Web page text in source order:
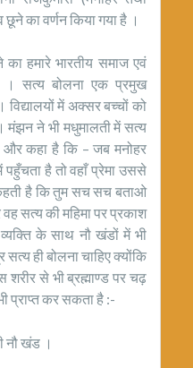
का वर्णन किया गया है ।
हमारे भारतीय समाज एवं
सत्य बोलना एक प्रमुख
विद्यालयों में अक्सर बच्चों को
मंझन ने भी मधुमालती में सत्य
और कहा है कि – जब मनोहर
है तो वहाँ प्रेमा उससे
है कि तुम सच सच बताओ
सत्य की महिमा पर प्रकाश
के साथ नौ खंडों में भी
ही बोलना चाहिए क्योंकि
शरीर से भी ब्रह्माण्ड पर चढ़
प्राप्त कर सकता है :-
खंड ।